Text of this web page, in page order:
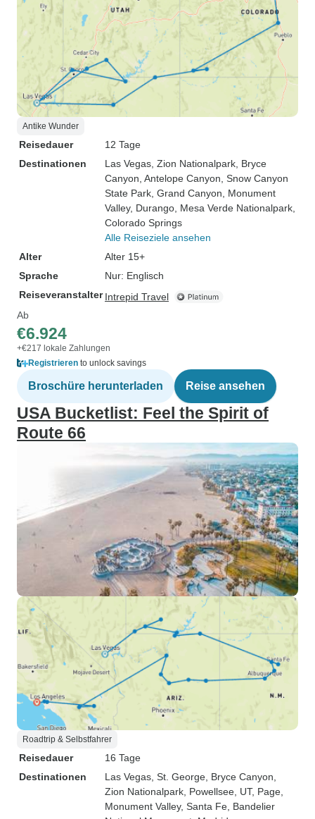
Antike Wunder
Reisedauer
12 Tage
Destinationen
Las Vegas , Zion Nationalpark , Bryce
Canyon , Antelope Canyon , Snow Canyon
State Park , Grand Canyon , Monument
Valley, Durango , Mesa Verde Nationalpark
Colorado Springs
Alle Reiseziele ansehen
Alter
Alter 15+
Sprache
Nur: Englisch
Reiseveranstalter Intrepid Travel
Ab
€6.924
+€217 lokale Zahlungen
Registrieren to unlock savings
Broschüre herunterladen Reise ansehen
USA Bucketlist: Feel the Spirit of
Route 66
Roadtrip & Selbstfahrer
Reisedauer
16 Tage
Destinationen
Las Vegas , St. George , Bryce Canyon
Zion Nationalpark , Powellsee, UT, Page
Monument Valley, Santa Fe , Bandelier